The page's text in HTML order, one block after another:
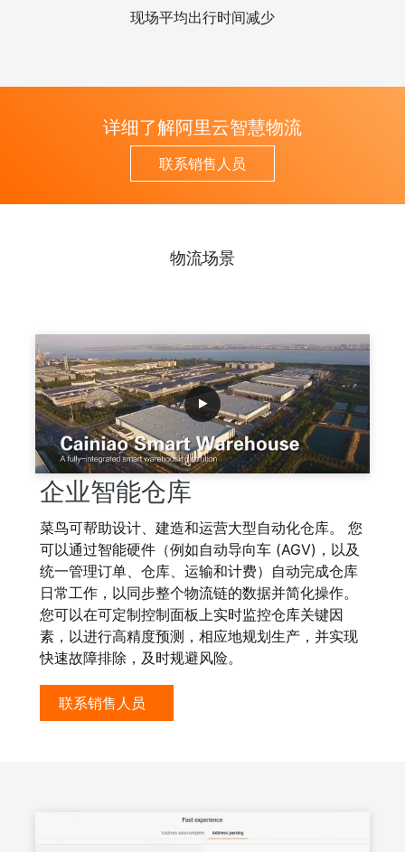
现场平均出行时间减少
详细了解阿里云智慧物流
联系销售人员
物流场景
企业智能仓库
菜鸟可帮助设计、建造和运营大型自动化仓库。 您
可以通过智能硬件（例如自动导向车 (AGV)，以及
统一管理订单、仓库、运输和计费）自动完成仓库
日常工作，以同步整个物流链的数据并简化操作。
您可以在可定制控制面板上实时监控仓库关键因
素，以进行高精度预测，相应地规划生产，并实现
快速故障排除，及时规避风险。
联系销售人员